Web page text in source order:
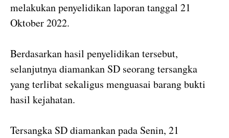
melakukan penyelidikan laporan tanggal 21
Oktober 2022.
Berdasarkan hasil penyelidikan tersebut,
selanjutnya diamankan SD seorang tersangka
yang terlibat sekaligus menguasai barang bukti
hasil kejahatan.
Tersangka SD diamankan pada Senin, 21